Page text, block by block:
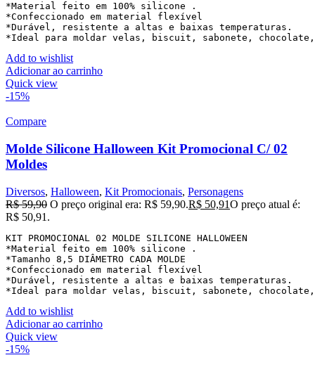
*Material feito em 100% silicone .
*Confeccionado em material flexível
*Durável, resistente a altas e baixas temperaturas.
*Ideal para moldar velas, biscuit, sabonete,
Add to wishlist
Adicionar ao carrinho
Quick view
-15%
Compare
Molde Silicone Halloween Kit Promocional C/ 02
Moldes
Diversos, Halloween, Kit Promocionais, Personagens
R$59,90 O preço original era: R$ 59,90.R$ 50,91O preço atual é:
R$ 50,91.
KIT PROMOCIONAL 02 MOLDE SILICONE HALLOWEEN
*Material feito em 100% silicone .
*Tamanho 8,5 DIÂMETRO CADA MOLDE
*Confeccionado em material flexível
*Durável, resistente a altas e baixas temperaturas.
*Ideal para moldar velas, biscuit, sabonete,
Add to wishlist
Adicionar ao carrinho
Quick view
-15%